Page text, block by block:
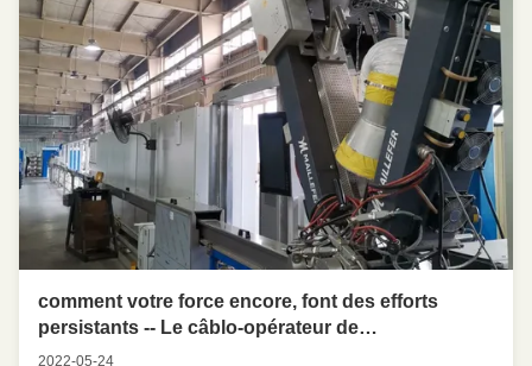
Comment choisir, nous devrions d...
comment votre force encore, font des efforts
persistants -- Le câblo-opérateur de
communication de Chengdu Datang a importé la
2022-05-24